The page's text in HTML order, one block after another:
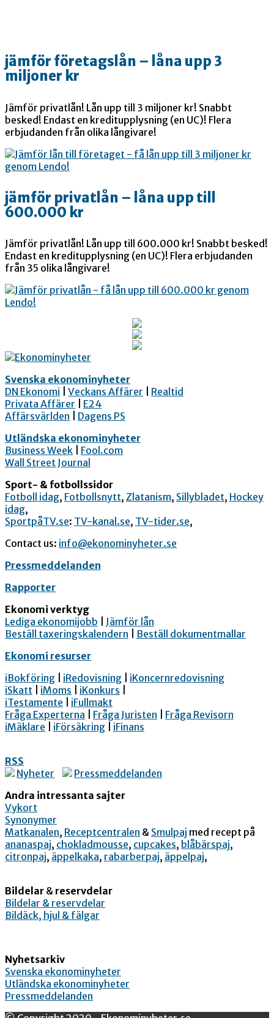
jämför företagslån – låna upp 3
miljoner kr
Jämför privatlån! Lån upp till 3 miljoner kr! Snabbt
besked! Endast en kreditupplysning (en UC)! Flera
erbjudanden från olika långivare!
jämför privatlån – låna upp till
600.000 kr
Jämför privatlån! Lån upp till 600.000 kr! Snabbt besked!
Endast en kreditupplysning (en UC)! Flera erbjudanden
från 35 olika långivare!
Svenska ekonominyheter
DN Ekonomi
Veckans Affärer
Realtid
Privata Affärer
E24
Affärsvärlden
Dagens PS
Utländska ekonominyheter
Business Week
Fool.com
Wall Street Journal
Sport- & fotbollssidor
Fotboll idag, Fotbollsnytt, Zlatanism, Sillybladet, Hockey
idag,
SportpåTV.se: TV-kanal.se, TV-tider.se,
Contact us: info@ekonominyheter.se
Pressmeddelanden
Rapporter
Ekonomi verktyg
Lediga ekonomijobb
Jämför lån
Beställ taxeringskalendern
Beställ dokumentmallar
Ekonomi resurser
iBokföring
iRedovisning
iKoncernredovisning
iSkatt
iMoms iKonkurs
iTestamente
iFullmakt
Fråga Experterna
Fråga Juristen
Fråga Revisorn
iMäklare
iFörsäkring iFinans
RSS
Nyheter
Pressmeddelanden
Andra intressanta sajter
Vykort
Synonymer
Matkanalen, Receptcentralen & Smulpaj med recept på
ananaspaj, chokladmousse, cupcakes, blåbärspaj,
citronpaj, äppelkaka, rabarberpaj, äppelpaj,
Bildelar & reservdelar
Bildelar & reservdelar
Bildäck, hjul & fälgar
Nyhetsarkiv
Svenska ekonominyheter
Utländska ekonominyheter
Pressmeddelanden